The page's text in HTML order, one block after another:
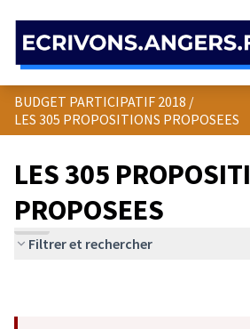
BUDGET PARTICIPATIF 2018 /
LES 305 PROPOSITIONS PROPOSEES
LES 305
PROPOSEES
Filtrer et rechercher